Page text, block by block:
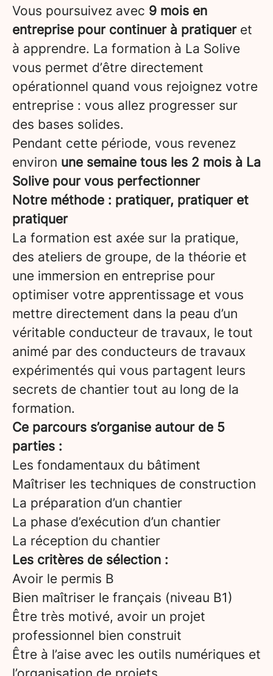
Vous poursuivez avec 9 mois en
entreprise pour continuer à pratiqueret
à apprendre. La formation à La Solive
vous permet d’être directement
opérationnel quand vous rejoignez votre
entreprise : vous allez progresser sur
des bases solides.
Pendant cette période, vous revenez
environ une semaine tous les 2 mois à La
Solive pour vous perfectionner
Notre méthode : pratiquer, pratiquer et
pratiquer
La formation est axée sur la pratique,
des ateliers de groupe, de la théorie et
une immersion en entreprise pour
optimiser votre apprentissage et vous
mettre directement dans la peau d’un
véritable conducteur de travaux, le tout
animé par des conducteurs de travaux
expérimentés qui vous partagent leurs
secrets de chantier tout au long de la
formation.
Ce parcours s’organise autour de 5
parties :
Les fondamentaux du bâtiment
Maîtriser les techniques de construction
La préparation d’un chantier
La phase d’exécution d’un chantier
La réception du chantier
Les critères de sélection :
Avoir le permis B
Bien maîtriser le français (niveau B1)
Être très motivé, avoir un projet
professionnel bien construit
Être à l’aise avec les outils numériques et